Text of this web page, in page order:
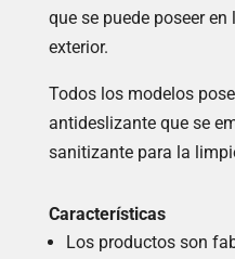
que se puede poseer
exterior.
Todos los modelos
antideslizante que se
sanitizante para la
Características
Los productos son